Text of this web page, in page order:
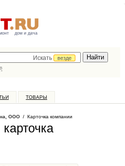
дом и дача
Искать
везде
ТОВАРЫ
ООО / Карточка компании